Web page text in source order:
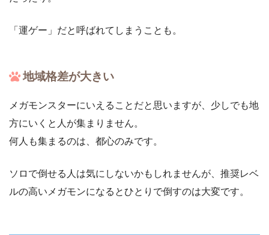
「運ゲー」だと呼ばれてしまうことも。
地域格差が大きい
メガモンスターにいえることだと思いますが、少しでも地
方にいくと人が集まりません。
何人も集まるのは、都心のみです。
ソロで倒せる人は気にしないかもしれませんが、推奨レベ
ルの高いメガモンになるとひとりで倒すのは大変です。